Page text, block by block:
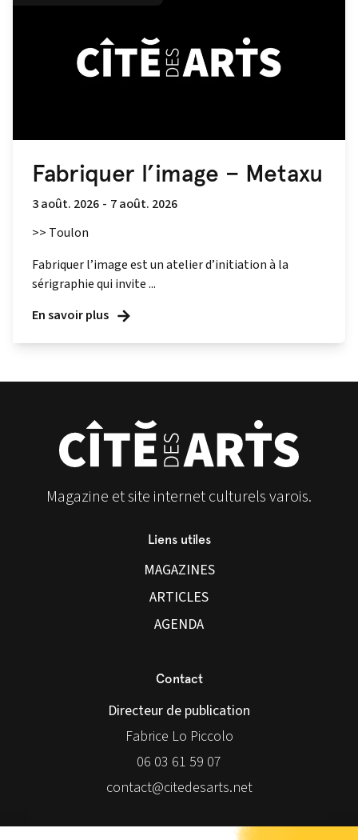
Fabriquer l’image – Metaxu
3 août. 2026 - 7 août. 2026
>> Toulon
Fabriquer l’image est un atelier d’initiation à la
sérigraphie qui invite ...
En savoir plus
Magazine et site internet culturels varois.
Liens utiles
MAGAZINES
ARTICLES
AGENDA
Contact
Directeur de publication
Fabrice Lo Piccolo
06 03 61 59 07
contact@citedesarts.net